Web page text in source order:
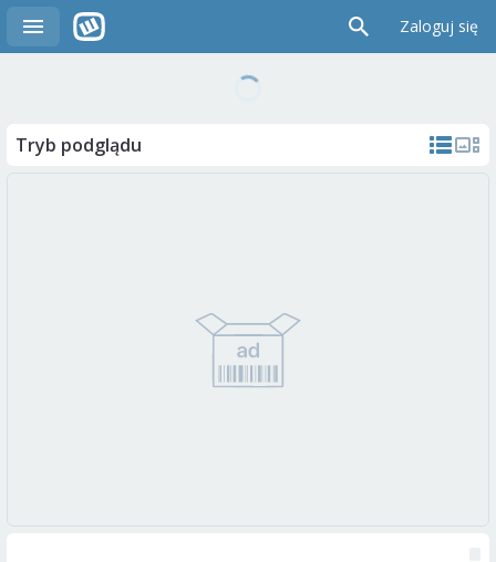
Zaloguj się
Tryb podglądu